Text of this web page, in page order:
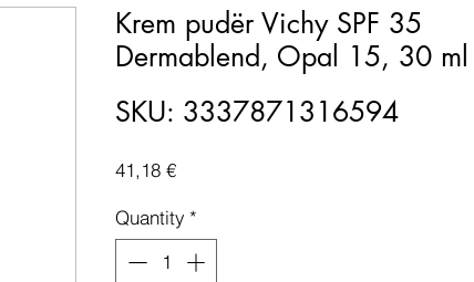
Krem pudër Vichy SPF 35
Dermablend, Opal 15, 30 ml
SKU: 3337871316594
41,18 €Price
Quantity *